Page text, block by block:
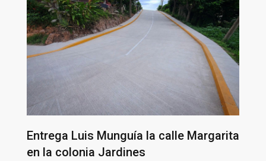
Entrega Luis Munguía la calle Margarita
en la colonia Jardines